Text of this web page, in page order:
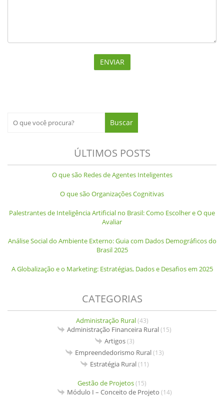
ÚLTIMOS POSTS
O que são Redes de Agentes Inteligentes
O que são Organizações Cognitivas
Palestrantes de Inteligência Artificial no Brasil: Como Escolher e O que
Avaliar
Análise Social do Ambiente Externo: Guia com Dados Demográficos do
Brasil 2025
A Globalização e o Marketing: Estratégias, Dados e Desafios em 2025
CATEGORIAS
Administração Rural(43)
Administração Financeira Rural(15)
Artigos(3)
Empreendedorismo Rural(13)
Estratégia Rural(11)
Gestão de Projetos(15)
Módulo I – Conceito de Projeto (14)